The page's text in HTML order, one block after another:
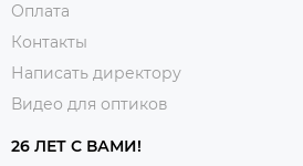
Оплата
Контакты
Написать директору
Видео для оптиков
26 ЛЕТ С ВАМИ!